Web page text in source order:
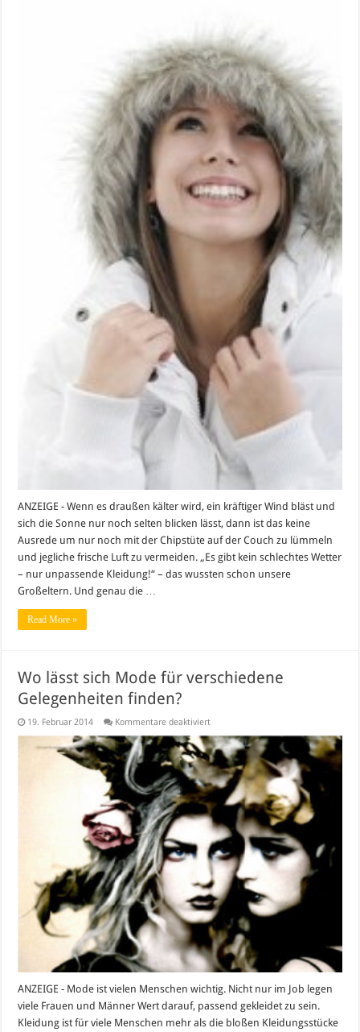
Onlineshop
–
gut
durch
den
Winter
ANZEIGE - Wenn es draußen kälter wird, ein kräftiger Wind bläst und
sich die Sonne nur noch selten blicken lässt, dann ist das keine
Ausrede um nur noch mit der Chipstüte auf der Couch zu lümmeln
und jegliche frische Luft zu vermeiden. „Es gibt kein schlechtes Wetter
– nur unpassende Kleidung!“ – das wussten schon unsere
Großeltern. Und genau die …
Read More »
Wo lässt sich Mode für verschiedene
Gelegenheiten finden?
19. Februar 2014 Kommentare deaktiviertfür
lässt
sich
Mode
für
verschiedene
Gelegenheiten
finden?
ANZEIGE - Mode ist vielen Menschen wichtig. Nicht nur im Job legen
viele Frauen und Männer Wert darauf, passend gekleidet zu sein.
Kleidung ist für viele Menschen mehr als die bloßen Kleidungsstücke